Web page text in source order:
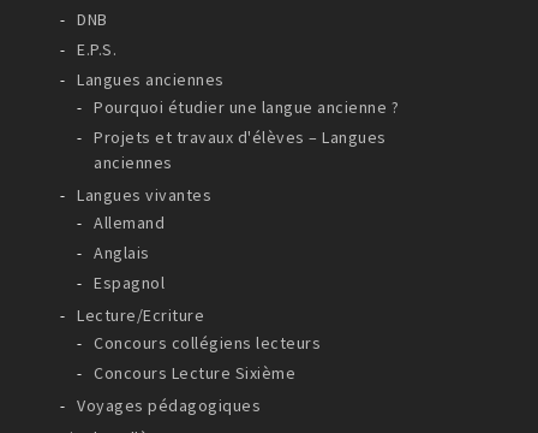
DNB
E.P.S.
Langues anciennes
Pourquoi étudier une langue ancienne ?
Projets et travaux d'élèves – Langues
anciennes
Langues vivantes
Allemand
Anglais
Espagnol
Lecture/Ecriture
Concours collégiens lecteurs
Concours Lecture Sixième
Voyages pédagogiques